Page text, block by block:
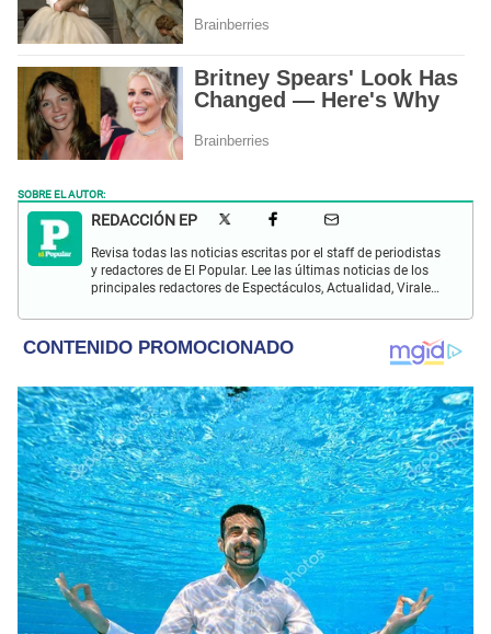
SOBRE EL AUTOR:
REDACCIÓN EP
Revisa todas las noticias escritas por el staff de periodistas
y redactores de El Popular. Lee las últimas noticias de los
principales redactores de Espectáculos, Actualidad, Virales,